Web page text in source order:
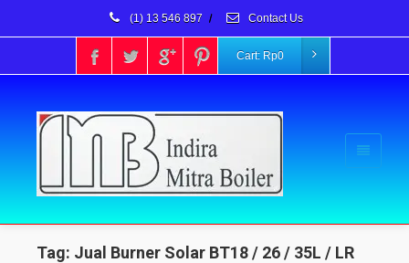
(1) 13 546 897 / Contact Us
Cart: Rp0
Tag: Jual Burner Solar BT18 / 26 / 35L / LR